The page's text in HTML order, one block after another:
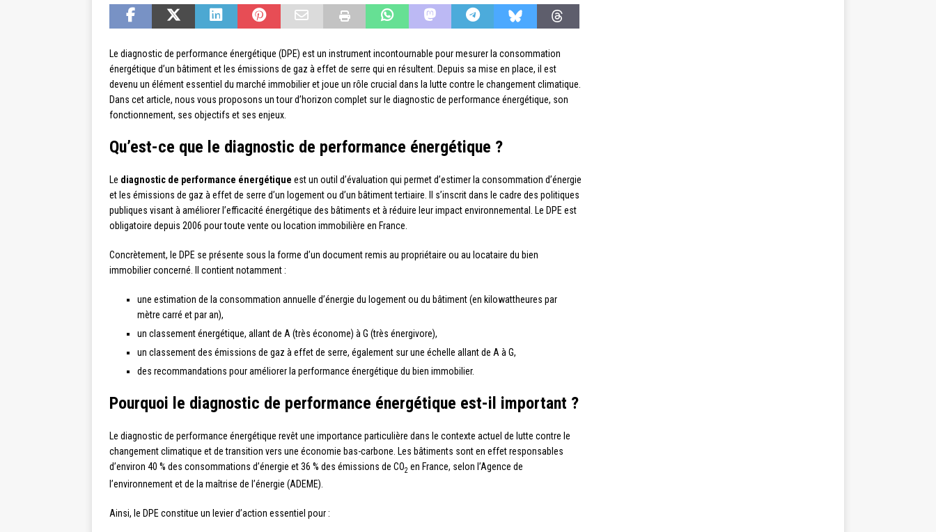
Le diagnostic de performance énergétique (DPE) est un instrument incontournable pour mesurer la consommation
énergétique d’un bâtiment et les émissions de gaz à effet de serre qui en résultent. Depuis sa mise en place, il est
devenu un élément essentiel du marché immobilier et joue un rôle crucial dans la lutte contre le changement climatique.
Dans cet article, nous vous proposons un tour d’horizon complet sur le diagnostic de performance énergétique, son
fonctionnement, ses objectifs et ses enjeux.
Qu’est-ce que le diagnostic de performance énergétique ?
Le diagnostic de performance énergétique est un outil d’évaluation qui permet d’estimer la consommation d’énergie
et les émissions de gaz à effet de serre d’un logement ou d’un bâtiment tertiaire. Il s’inscrit dans le cadre des politiques
publiques visant à améliorer l’efficacité énergétique des bâtiments et à réduire leur impact environnemental. Le DPE est
obligatoire depuis 2006 pour toute vente ou location immobilière en France.
Concrètement, le DPE se présente sous la forme d’un document remis au propriétaire ou au locataire du bien
immobilier concerné. Il contient notamment :
une estimation de la consommation annuelle d’énergie du logement ou du bâtiment (en kilowattheures par
mètre carré et par an),
un classement énergétique, allant de A (très économe) à G (très énergivore),
un classement des émissions de gaz à effet de serre, également sur une échelle allant de A à G,
des recommandations pour améliorer la performance énergétique du bien immobilier.
Pourquoi le diagnostic de performance énergétique est-il important ?
Le diagnostic de performance énergétique revêt une importance particulière dans le contexte actuel de lutte contre le
changement climatique et de transition vers une économie bas-carbone. Les bâtiments sont en effet responsables
d’environ 40 % des consommations d’énergie et 36 % des émissions de CO2 en France, selon l’Agence de
l’environnement et de la maîtrise de l’énergie (ADEME).
Ainsi, le DPE constitue un levier d’action essentiel pour :